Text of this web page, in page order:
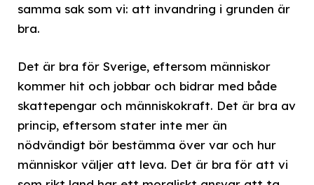
samma sak som vi: att invandring i grunden är
bra.
Det är bra för Sverige, eftersom människor
kommer hit och jobbar och bidrar med både
skattepengar och människokraft. Det är bra av
princip, eftersom stater inte mer än
nödvändigt bör bestämma över var och hur
människor väljer att leva. Det är bra för att vi